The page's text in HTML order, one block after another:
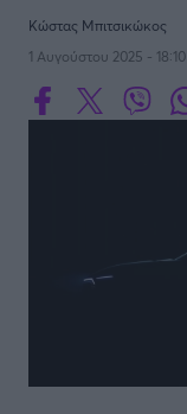
Κώστας Μπιτσικώκος
1 Αυγούστου 2025 - 18:10